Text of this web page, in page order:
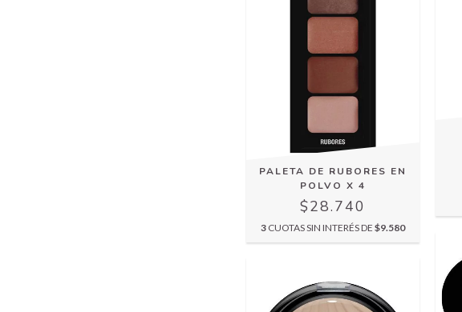
PALETA DE RUBORES EN
POLVO X 4
$28.740
3 CUOTAS SIN INTERÉS DE$9.580